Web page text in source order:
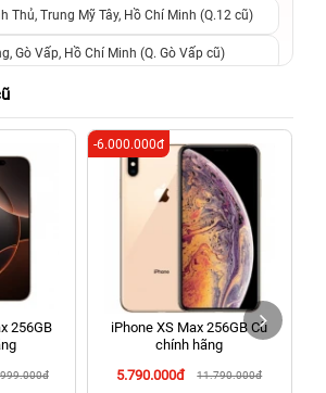
Thủ, Trung Mỹ Tây, Hồ Chí Minh (Q.12 cũ)
Gò Vấp, Hồ Chí Minh (Q. Gò Vấp cũ)
Tân Phú, Hồ Chí Minh (Quận Tân Phú cũ)
Tăng Nhơn Phú, Hồ Chí Minh (Q.9 TP. Thủ
Thủ Đức, Hồ Chí Minh (Bình Thọ, TP. Thủ
Dĩ An, Hồ Chí Minh (Bình Dương Cũ)
Ba Cu, Vũng Tàu, Hồ Chí Minh (TP. Vũng
Tân Sơn Nhất, Hồ Chí Minh (Tân Bình
256GB
iPhone XS Max 256GB Cũ
chính hãng
5.790.000đ
11.790.000đ
-6.000.000đ